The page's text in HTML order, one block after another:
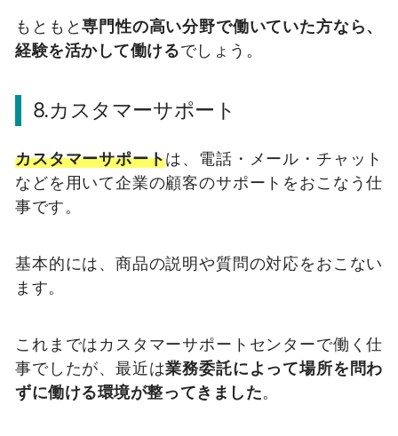
もともと専門性の高い分野で働いていた方なら、
経験を活かして働けるでしょう。
8.カスタマーサポート
カスタマーサポートは、電話・メール・チャット
などを用いて企業の顧客のサポートをおこなう仕
事です。
基本的には、商品の説明や質問の対応をおこない
ます。
これまではカスタマーサポートセンターで働く仕
事でしたが、最近は業務委託によって場所を問わ
ずに働ける環境が整ってきました。